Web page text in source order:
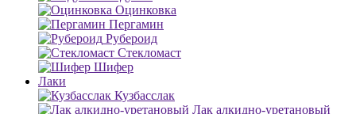
Оцинковка
Пергамин
Рубероид
Стекломаст
Шифер
Лаки
Кузбасслак
Лак алкидно-уретановый